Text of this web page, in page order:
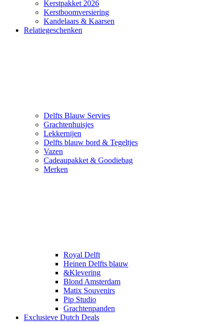
Kerstpakket 2026
Kerstboomversiering
Kandelaars & Kaarsen
Relatiegeschenken
Delfts Blauw Servies
Grachtenhuisjes
Lekkernijen
Delfts blauw bord & Tegeltjes
Vazen
Cadeaupakket & Goodiebag
Merken
Royal Delft
Heinen Delfts blauw
&Klevering
Blond Amsterdam
Matix Souvenirs
Pip Studio
Grachtenpanden
Exclusieve Dutch Deals